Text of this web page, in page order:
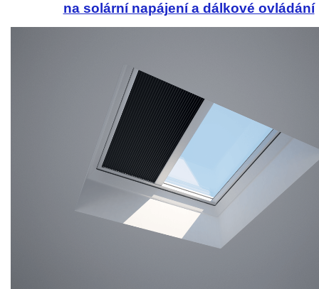
na solární napájení a dálkové ovládání